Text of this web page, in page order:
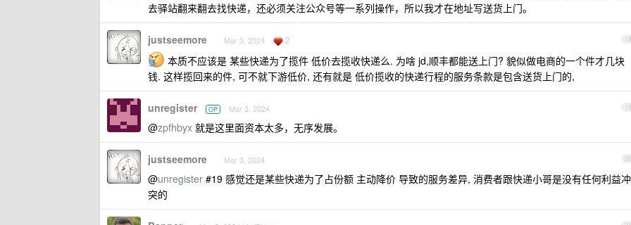
去驿站翻来翻去找快递，还必须关注公众号等一系列操作，所以我才在地址写送货上门。
18
justseemore Mar 3, 2024 2
本质不应该是 某些快递为了揽件 低价去揽收快递么. 为啥 jd,顺丰都能送上门? 貌似做电商的一个件才几块
钱. 这样揽回来的件, 可不就下游低价, 还有就是 低价揽收的快递行程的服务条款是包含送货上门的,
19
unregister OP Mar 3, 2024
@zpfhbyx 就是这里面资本太多，无序发展。
20
justseemore Mar 3, 2024
@unregister #19 感觉还是某些快递为了占份额 主动降价 导致的服务差异, 消费者跟快递小哥是没有任何利益冲
突的